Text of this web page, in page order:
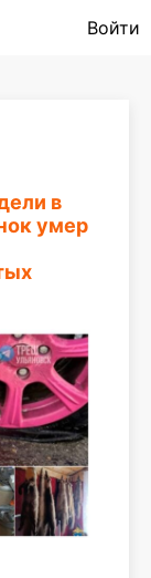
Войти
в
умер